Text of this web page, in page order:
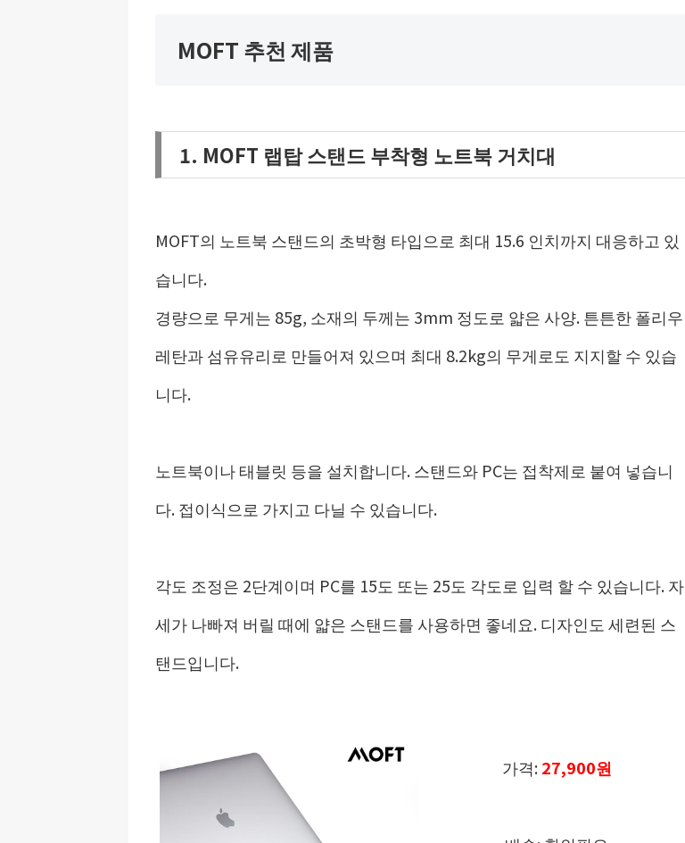
MOFT 추천 제품
1. MOFT 랩탑 스탠드 부착형 노트북 거치대
MOFT의 노트북 스탠드의 초박형 타입으로 최대 15.6 인치까지 대응하고 있
습니다.
경량으로 무게는 85g, 소재의 두께는 3mm 정도로 얇은 사양. 튼튼한 폴리우
레탄과 섬유유리로 만들어져 있으며 최대 8.2kg의 무게로도 지지할 수 있습
니다.
노트북이나 태블릿 등을 설치합니다. 스탠드와 PC는 접착제로 붙여 넣습니
다. 접이식으로 가지고 다닐 수 있습니다.
각도 조정은 2단계이며 PC를 15도 또는 25도 각도로 입력 할 수 있습니다. 자
세가 나빠져 버릴 때에 얇은 스탠드를 사용하면 좋네요. 디자인도 세련된 스
탠드입니다.
가격:27,900원